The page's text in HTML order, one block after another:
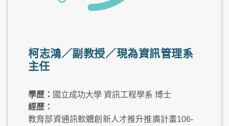
柯志鴻／副教授／現為資訊管理系
主任
學歷： 國立成功大學 資訊工程學系 博士
經歷：
教育部資通訊軟體創新人才推升推廣計畫106-